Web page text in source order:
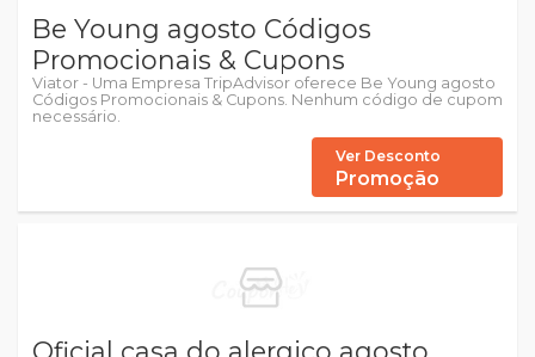
Be Young agosto Códigos
Promocionais & Cupons
Viator - Uma Empresa TripAdvisor oferece Be Young agosto
Códigos Promocionais & Cupons. Nenhum código de cupom
necessário.
Ver Desconto
Promoção